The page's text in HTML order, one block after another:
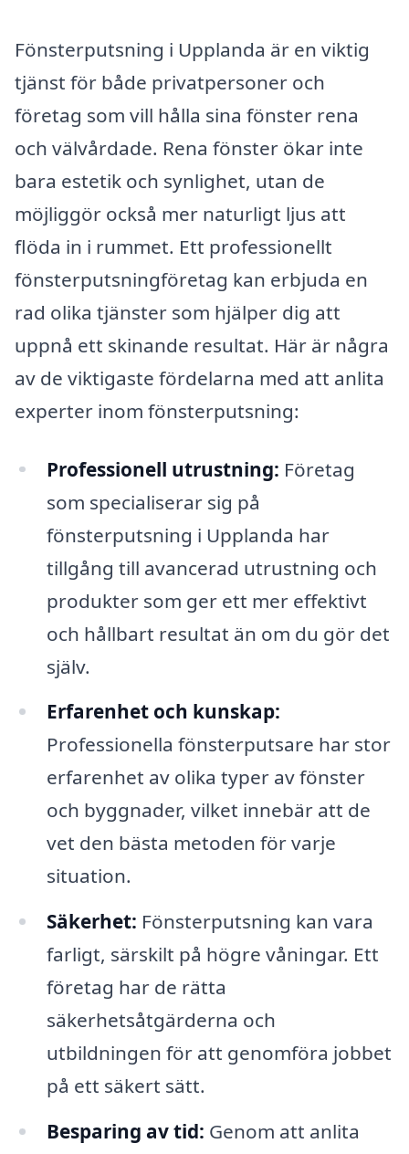
Fönsterputsning i Upplanda är en viktig
tjänst för både privatpersoner och
företag som vill hålla sina fönster rena
och välvårdade. Rena fönster ökar inte
bara estetik och synlighet, utan de
möjliggör också mer naturligt ljus att
flöda in i rummet. Ett professionellt
fönsterputsningföretag kan erbjuda en
rad olika tjänster som hjälper dig att
uppnå ett skinande resultat. Här är några
av de viktigaste fördelarna med att anlita
experter inom fönsterputsning:
Professionell utrustning: Företag
som specialiserar sig på
fönsterputsning i Upplanda har
tillgång till avancerad utrustning och
produkter som ger ett mer effektivt
och hållbart resultat än om du gör det
själv.
Erfarenhet och kunskap:
Professionella fönsterputsare har stor
erfarenhet av olika typer av fönster
och byggnader, vilket innebär att de
vet den bästa metoden för varje
situation.
Säkerhet: Fönsterputsning kan vara
farligt, särskilt på högre våningar. Ett
företag har de rätta
säkerhetsåtgärderna och
utbildningen för att genomföra jobbet
på ett säkert sätt.
Besparing av tid: Genom att anlita